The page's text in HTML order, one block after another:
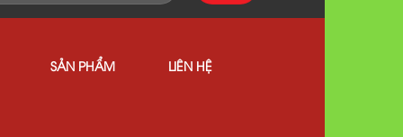
SẢN PHẨM LIÊN HỆ